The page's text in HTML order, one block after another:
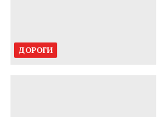
ДОРОГИ